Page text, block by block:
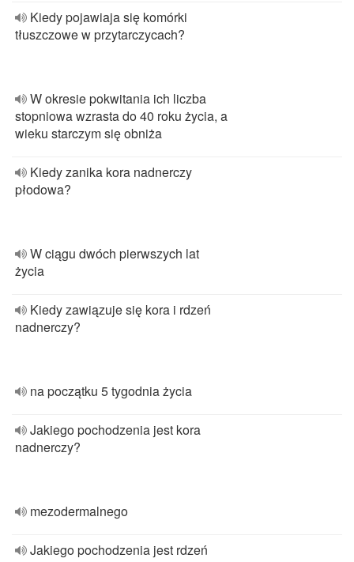
Kiedy pojawiaja się komórki
tłuszczowe w przytarczycach?
W okresie pokwitania ich liczba
stopniowa wzrasta do 40 roku życia, a
wieku starczym się obniża
Kiedy zanika kora nadnerczy
płodowa?
W ciągu dwóch pierwszych lat
życia
Kiedy zawiązuje się kora i rdzeń
nadnerczy?
na początku 5 tygodnia życia
Jakiego pochodzenia jest kora
nadnerczy?
mezodermalnego
Jakiego pochodzenia jest rdzeń